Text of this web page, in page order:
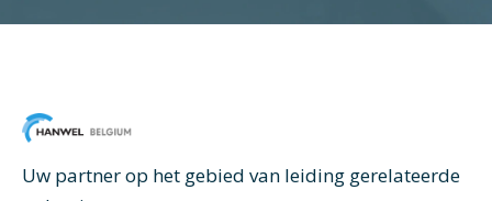
Uw partner op het gebied van leiding gerelateerde